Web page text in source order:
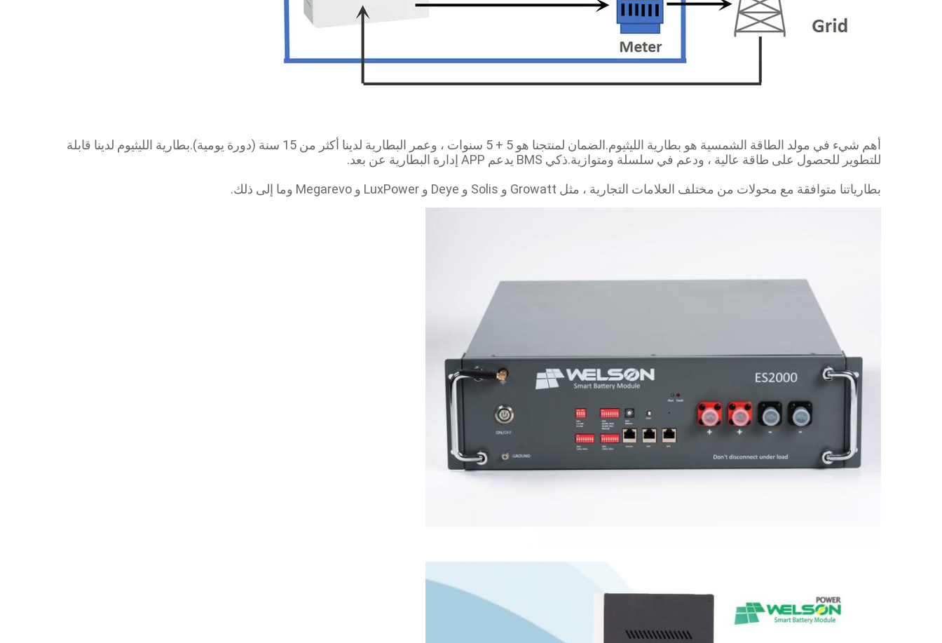
أهم شيء في مولد الطاقة الشمسية هو بطارية الليثيوم.الضمان لمنتجنا هو 5 + 5 سنوات ، وعمر البطارية لدينا أكثر من 15 سنة (دورة يومية).بطارية الليثيوم لدينا قابلة
للتطوير للحصول على طاقة عالية ، ودعم في سلسلة ومتوازية.ذكي BMS يدعم APP إدارة البطارية عن بعد.
بطارياتنا متوافقة مع محولات من مختلف العلامات التجارية ، مثل Growatt و Solis و Deye و LuxPower و Megarevo وما إلى ذلك.